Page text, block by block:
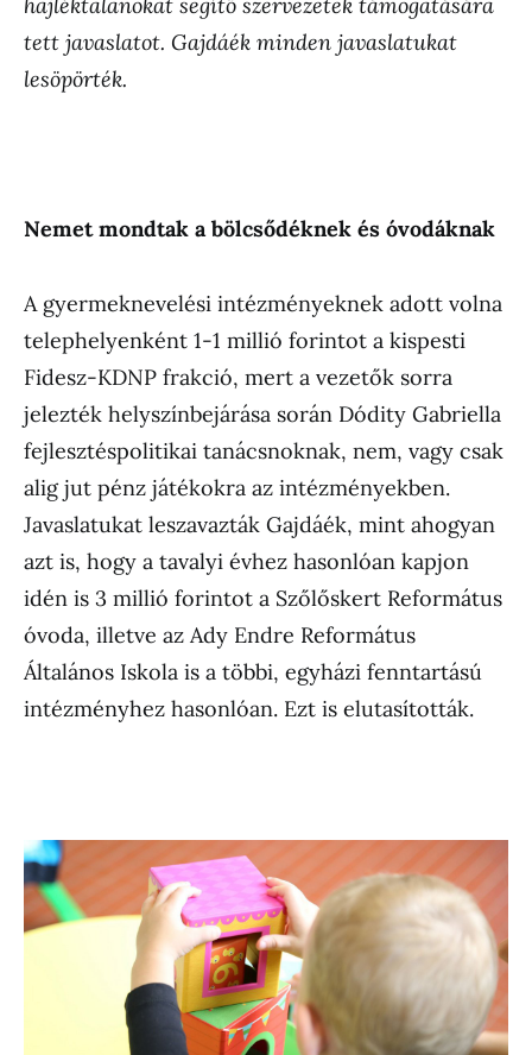
tett javaslatot. Gajdáék minden javaslatukat
lesöpörték.
Nemet mondtak a bölcsődéknek és óvodáknak
A gyermeknevelési intézményeknek adott volna
telephelyenként 1-1 millió forintot a kispesti
Fidesz-KDNP frakció, mert a vezetők sorra
jelezték helyszínbejárása során Dódity Gabriella
fejlesztéspolitikai tanácsnoknak, nem, vagy csak
alig jut pénz játékokra az intézményekben.
Javaslatukat leszavazták Gajdáék, mint ahogyan
azt is, hogy a tavalyi évhez hasonlóan kapjon
idén is 3 millió forintot a Szőlőskert Református
óvoda, illetve az Ady Endre Református
Általános Iskola is a többi, egyházi fenntartású
intézményhez hasonlóan. Ezt is elutasították.